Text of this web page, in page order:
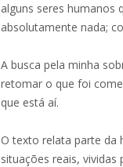
alguns seres humanos
absolutamente nada;
A busca pela minha
retomar o que foi
que está aí.
O texto relata parte da
situações reais,